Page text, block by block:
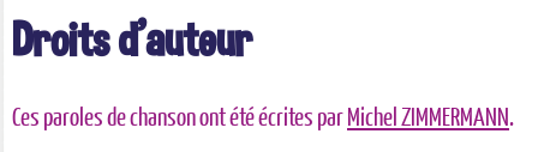
Droits d'auteur
Ces paroles de chanson ont été écrites par Michel ZIMMERMANN.